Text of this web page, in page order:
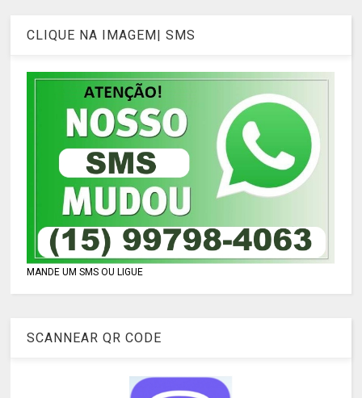
CLIQUE NA IMAGEM| SMS
MANDE UM SMS OU LIGUE
SCANNEAR QR CODE